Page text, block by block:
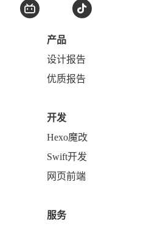
产品
设计报告
优质报告
开发
Hexo魔改
Swift开发
网页前端
服务